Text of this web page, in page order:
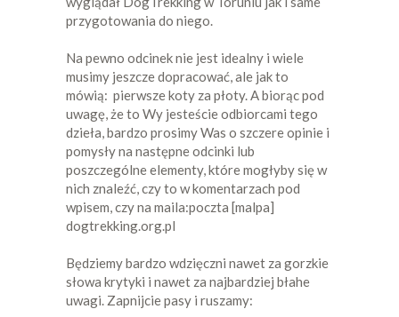
przygotowania do niego.
Na pewno odcinek nie jest idealny i wiele
musimy jeszcze dopracować, ale jak to
mówią: pierwsze koty za płoty. A biorąc pod
uwagę, że to Wy jesteście odbiorcami tego
dzieła, bardzo prosimy Was o szczere opinie i
pomysły na następne odcinki lub
poszczególne elementy, które mogłyby się w
nich znaleźć, czy to w komentarzach pod
wpisem, czy na maila:poczta [malpa]
dogtrekking.org.pl
Będziemy bardzo wdzięczni nawet za gorzkie
słowa krytyki i nawet za najbardziej błahe
uwagi. Zapnijcie pasy i ruszamy: